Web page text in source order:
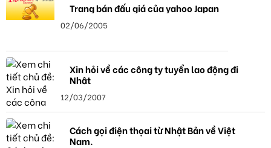
Trang bán đấu giá của yahoo Japan
02/06/2005
Xin hỏi về các công ty tuyển lao động đi
Nhật
12/03/2007
Cách gọi điện thọai từ Nhật Bản về Việt
Nam.